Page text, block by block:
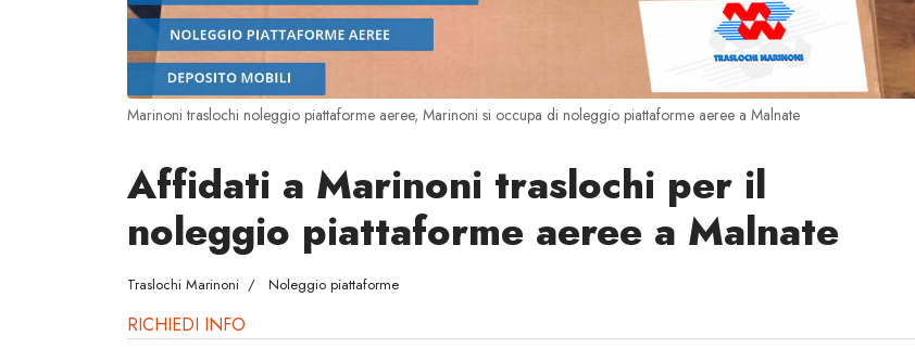
Marinoni traslochi noleggio piattaforme aeree, Marinoni si occupa di noleggio piattaforme aeree a Malnate
Affidati a Marinoni traslochi per il
noleggio piattaforme aeree a Malnate
Traslochi Marinoni Noleggio piattaforme
RICHIEDI INFO